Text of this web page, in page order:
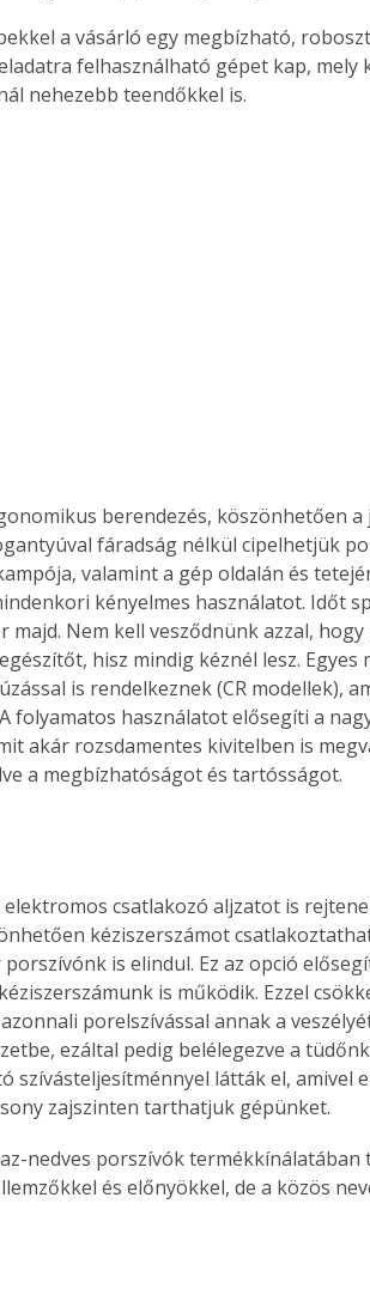
a vásárló egy megbízható,
felhasználható gépet kap, mely
nehezebb teendőkkel is.
berendezés, köszönhetően
fáradság nélkül cipelhetjük
valamint a gép oldalán és
kényelmes használatot. Időt
majd. Nem kell vesződnünk azzal,
hisz mindig kéznél lesz.
is rendelkeznek (CR modellek),
folyamatos használatot elősegíti a
akár rozsdamentes kivitelben is
a megbízhatóságot és tartósságot.
elektromos csatlakozó aljzatot is
kéziszerszámot
is elindul. Ez az opció
is működik. Ezzel
porelszívással annak a
ezáltal pedig belélegezve a
szívásteljesítménnyel látták el, amivel
zajszinten tarthatjuk gépünket.
nedves porszívók
és előnyökkel, de a közös